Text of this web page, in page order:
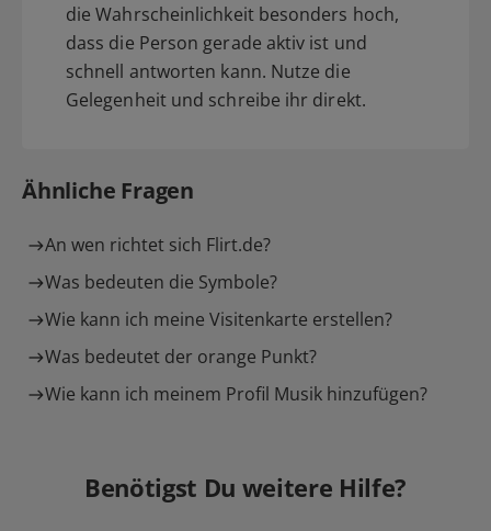
die Wahrscheinlichkeit besonders hoch,
dass die Person gerade aktiv ist und
schnell antworten kann. Nutze die
Gelegenheit und schreibe ihr direkt.
Ähnliche Fragen
An wen richtet sich Flirt.de?
Was bedeuten die Symbole?
Wie kann ich meine Visitenkarte erstellen?
Was bedeutet der orange Punkt?
Wie kann ich meinem Profil Musik hinzufügen?
Benötigst Du weitere Hilfe?